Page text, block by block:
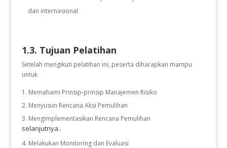
dan internasional
1.3. Tujuan Pelatihan
Setelah mengikuti pelatihan ini, peserta diharapkan mampu
untuk
Memahami Prinsip-prinsip Manajemen Risiko
Menyusun Rencana Aksi Pemulihan
Mengimplementasikan Rencana Pemulihan
selanjutnya..
Melakukan Monitoring dan Evaluasi